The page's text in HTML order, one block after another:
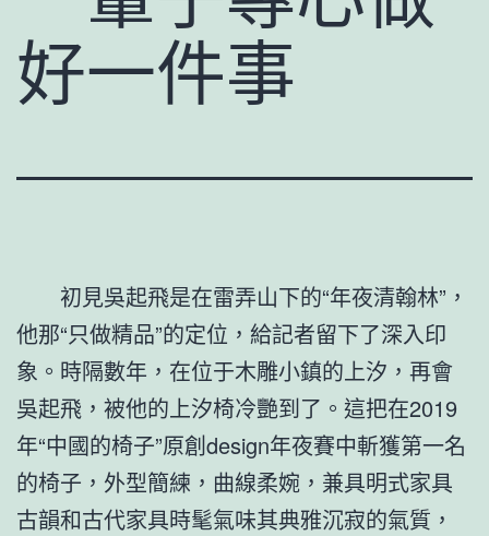
好一件事
初見吳起飛是在雷弄山下的“年夜清翰林”，
他那“只做精品”的定位，給記者留下了深入印
象。時隔數年，在位于木雕小鎮的上汐，再會
吳起飛，被他的上汐椅冷艷到了。這把在2019
年“中國的椅子”原創design年夜賽中斬獲第一名
的椅子，外型簡練，曲線柔婉，兼具明式家具
古韻和古代家具時髦氣味其典雅沉寂的氣質，